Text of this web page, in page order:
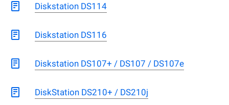
Diskstation DS114
Diskstation DS116
Diskstation DS107+ / DS107 / DS107e
DiskStation DS210+ / DS210j